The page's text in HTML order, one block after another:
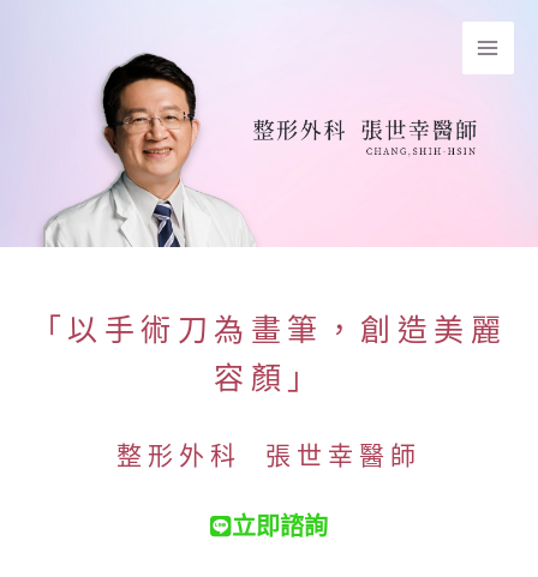
「以手術刀為畫筆，創造美麗
容顏」
整形外科 張世幸醫師
立即諮詢